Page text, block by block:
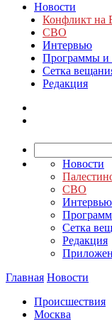
Новости
Конфликт на
СВО
Интервью
Программы и
Сетка
Редакция
Новости
СВО
Интервью
Сетка
Редакция
Главная Новости
Происшествия
Москва